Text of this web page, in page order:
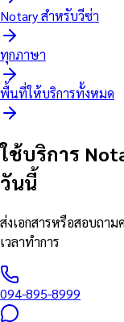
Notary สำหรับวีซ่า
ทุกภาษา
พื้นที่ให้บริการทั้งหมด
ใช้บริการ
วันนี้
ส่งเอกสารหรือสอบถา
เวลาทำการ
094-895-8999